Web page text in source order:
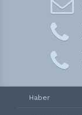
Haber